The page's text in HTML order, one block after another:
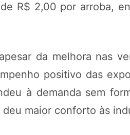
R$ 2,00 por arroba,
da melhora nas
positivo das
à demanda sem
maior conforto às